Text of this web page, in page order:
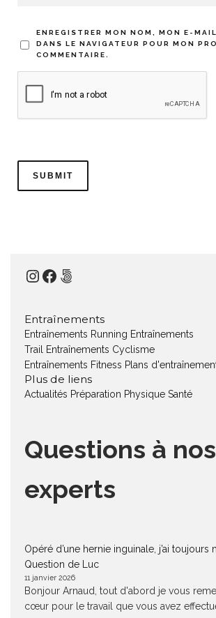
ENREGISTRER MON NOM, MON E-
DANS LE NAVIGATEUR POUR MON
COMMENTAIRE.
Instagram
Facebook
500px
Entraînements
Entraînements Running Entraînements
Trail
Entraînements Cyclisme
Entraînements Fitness Plans
Plus de liens
Actualités Préparation Physique Santé
Questions à nos
experts
Opéré d’une hernie inguinale, j’ai toujours
Question de Luc
11 janvier 2026
Bonjour Arnaud, tout d'abord je vous
cœur pour le travail que vous avez